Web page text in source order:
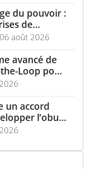
du pouvoir :
de
et
des États
août 2026
avancé de
Loop pour
IR
un accord
l’obus